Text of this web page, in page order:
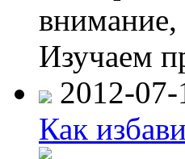
внимание,
Изучаем
2012-
Как